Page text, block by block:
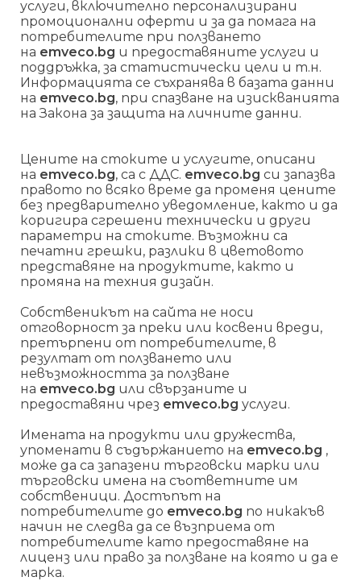
услуги, включително персонализирани
промоционални оферти и за да помага на
потребителите при ползването
на emveco.bg и предоставяните услуги и
поддръжка, за статистически цели и т.н.
Информацията се съхранява в базата данни
на emveco.bg, при спазване на изискванията
на Закона за защита на личните данни.
Цените на стоките и услугите, описани
на emveco.bg, са с ДДС. emveco.bg си запазва
правото по всяко време да променя цените
без предварително уведомление, както и да
коригира сгрешени технически и други
параметри на стоките. Възможни са
печатни грешки, разлики в цветовото
представяне на продуктите, както и
промяна на техния дизайн.
Собственикът на сайта не носи
отговорност за преки или косвени вреди,
претърпени от потребителите, в
резултат от ползването или
невъзможността за ползване
на emveco.bg или свързаните и
предоставяни чрез emveco.bg услуги.
Имената на продукти или дружества,
упоменати в съдържанието на emveco.bg ,
може да са запазени търговски марки или
търговски имена на съответните им
собственици. Достъпът на
потребителите до emveco.bg по никакъв
начин не следва да се възприема от
потребителите като предоставяне на
лиценз или право за ползване на която и да е
марка.